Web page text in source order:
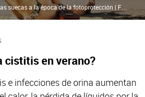
cistitis en verano?
e infecciones de orina aumentan
De los años del bikini y las suecas a la época de la fotoprotección | Freepik